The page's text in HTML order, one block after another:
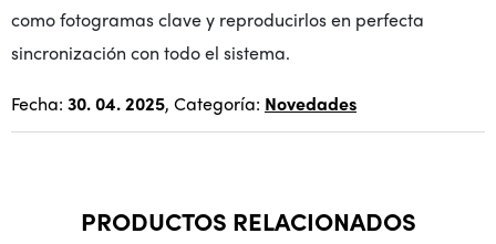
como fotogramas clave y reproducirlos en perfecta
sincronización con todo el sistema.
Fecha: 30. 04. 2025, Categoría: Novedades
PRODUCTOS RELACIONADOS